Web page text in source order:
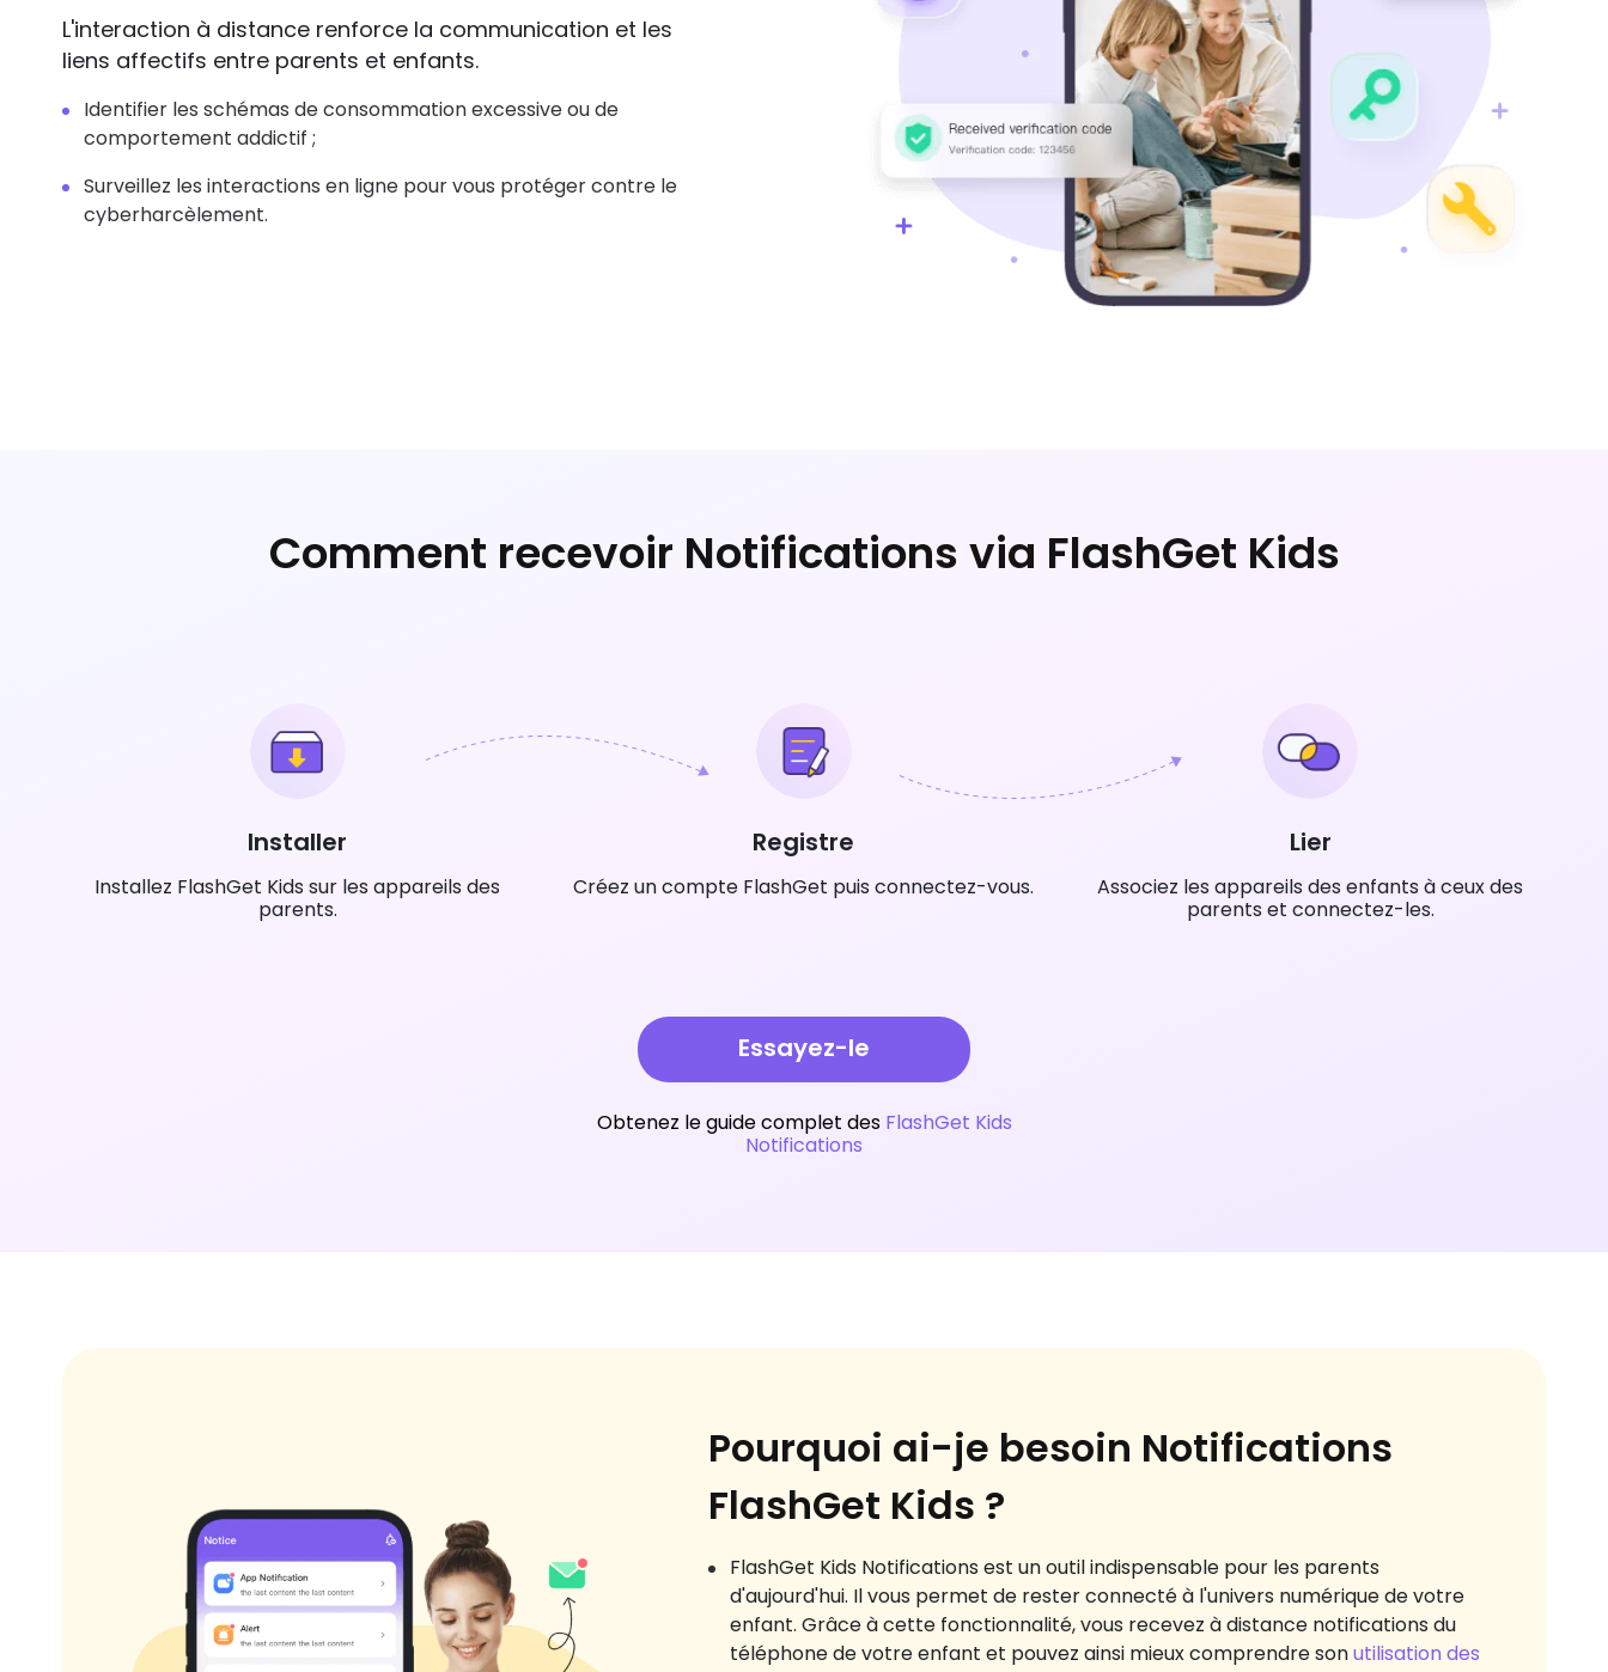
L'interaction à distance renforce la communication et les
liens affectifs entre parents et enfants.
Identifier les schémas de consommation excessive ou de
comportement addictif ;
Surveillez les interactions en ligne pour vous protéger contre le
cyberharcèlement.
Comment recevoir Notifications via FlashGet Kids
Installer
Installez FlashGet Kids sur les appareils des
parents.
Registre
Créez un compte FlashGet puis connectez-vous.
Lier
Associez les appareils des enfants à ceux des
parents et connectez-les.
Essayez-le
Obtenez le guide complet des FlashGet Kids
Notifications
Pourquoi ai-je besoin Notifications
FlashGet Kids ?
FlashGet Kids Notifications est un outil indispensable pour les parents
d'aujourd'hui. Il vous permet de rester connecté à l'univers numérique de votre
enfant. Grâce à cette fonctionnalité, vous recevez à distance notifications du
téléphone de votre enfant et pouvez ainsi mieux comprendre sonutilisation des